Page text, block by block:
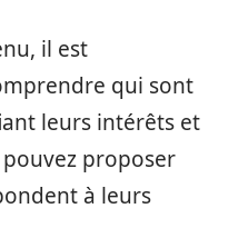
il est
qui sont
leurs intérêts et
proposer
à leurs